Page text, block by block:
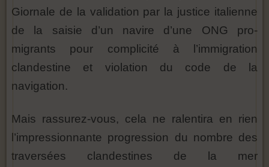
Giornale de la validation par la justice italienne
de la saisie d’un navire d’une ONG pro-
migrants pour complicité à l’immigration
clandestine et violation du code de la
navigation.
Mais rassurez-vous, cela ne ralentira en rien
l’impressionnante progression du nombre des
traversées clandestines de la mer